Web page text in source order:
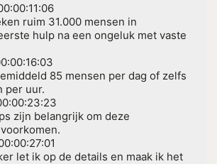
ruim 31.000 mensen in
hulp na een ongeluk met vaste
85 mensen per dag of zelfs
per uur.
zijn belangrijk om deze
let ik op de details en maak ik het